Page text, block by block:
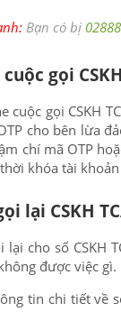
Bạn có bị
gọi
cuộc gọi CSKH
cho bên lừa
chí mã OTP
khóa tài
lại CSKH
lại cho số CSKH
được việc gì.
tin chi tiết về